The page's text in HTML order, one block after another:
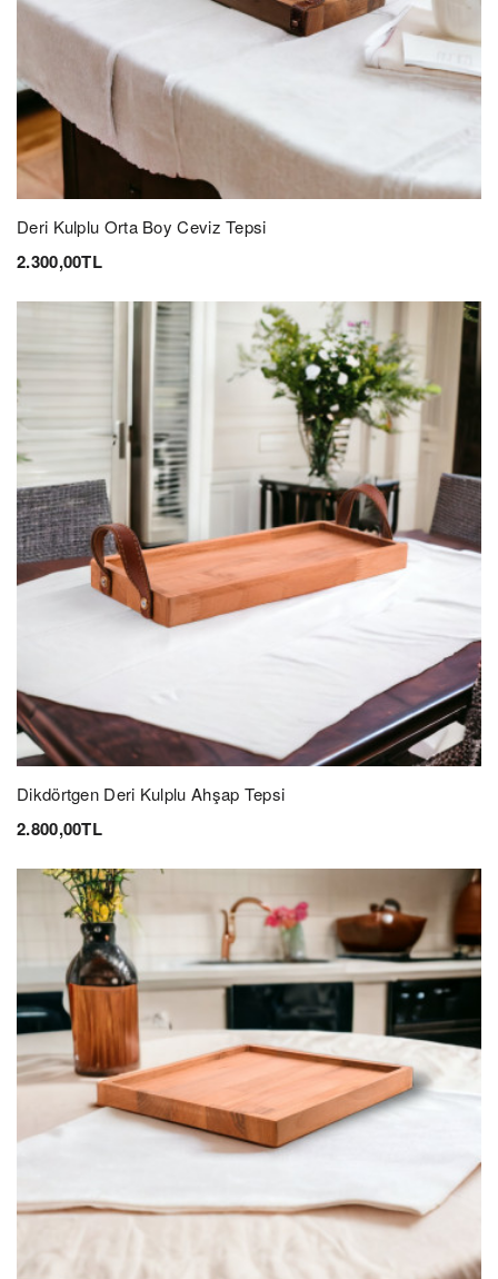
Deri Kulplu Orta Boy Ceviz Tepsi
2.300,00TL
Dikdörtgen Deri Kulplu Ahşap Tepsi
2.800,00TL